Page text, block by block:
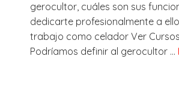
gerocultor, cuáles son sus
dedicarte profesionalmente a
trabajo como celador Ver
Podríamos definir al gerocultor ...